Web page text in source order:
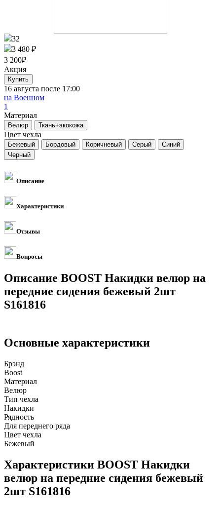
32
3 480 ₽
3 200₽
Акция
16 августа после 17:00
на Военном
1
Материал
Цвет чехла
Описание
Характеристики
Отзывы
Вопросы
Описание BOOST Накидки велюр на
передние сидения бежевый 2шт
S161816
Основные характеристики
Брэнд
Boost
Материал
Велюр
Тип чехла
Накидки
Рядность
Для переднего ряда
Цвет чехла
Бежевый
Характеристики BOOST Накидки
велюр на передние сидения бежевый
2шт S161816